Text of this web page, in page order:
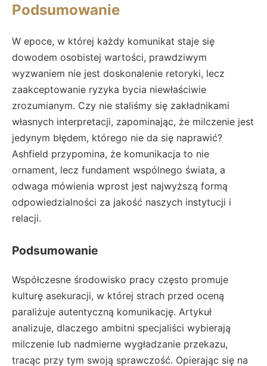
Podsumowanie
W epoce, w której każdy komunikat staje się
dowodem osobistej wartości, prawdziwym
wyzwaniem nie jest doskonalenie retoryki, lecz
zaakceptowanie ryzyka bycia niewłaściwie
zrozumianym. Czy nie staliśmy się zakładnikami
własnych interpretacji, zapominając, że milczenie jest
jedynym błędem, którego nie da się naprawić?
Ashfield przypomina, że komunikacja to nie
ornament, lecz fundament wspólnego świata, a
odwaga mówienia wprost jest najwyższą formą
odpowiedzialności za jakość naszych instytucji i
relacji.
Podsumowanie
Współczesne środowisko pracy często promuje
kulturę asekuracji, w której strach przed oceną
paraliżuje autentyczną komunikację. Artykuł
analizuje, dlaczego ambitni specjaliści wybierają
milczenie lub nadmierne wygładzanie przekazu,
tracąc przy tym swoją sprawczość. Opierając się na